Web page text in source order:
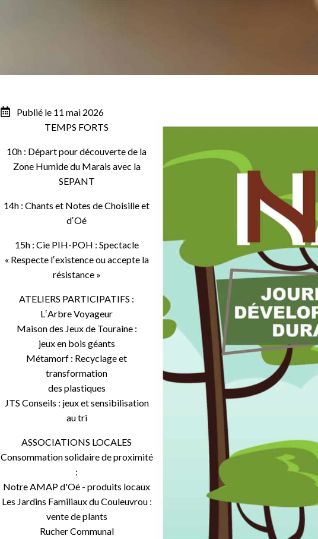
Publié le 11 mai 2026
TEMPS FORTS
10h : Départ pour découverte de la
Zone Humide du Marais avec la
SEPANT
14h : Chants et Notes de Choisille et
d‛Oé
15h : Cie PIH-POH : Spectacle
« Respecte l‛existence ou accepte la
résistance »
ATELIERS PARTICIPATIFS :
L‛Arbre Voyageur
Maison des Jeux de Touraine :
jeux en bois géants
Métamorf : Recyclage et
transformation
des plastiques
JTS Conseils : jeux et sensibilisation
au tri
ASSOCIATIONS LOCALES
Consommation solidaire de proximité
:
Notre AMAP d'Oé - produits locaux
Les Jardins Familiaux du Couleuvrou :
vente de plants
Rucher Communal